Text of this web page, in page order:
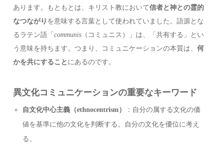
あります。もともとは、キリスト教において信者と神との霊的
なつながり を意味する言葉として使われていました。語源とな
るラテン語「communis （コミュニス）」は、「共有する」とい
う意味を持ちます。つまり、コミュニケーションの本質は、何
かを共にすること にあるのです。
異文化コミュニケーションの重要なキーワード
自文化中心主義（ethnocentrism）
：自分の属する文化の価
値を基準に他の文化を判断する。自分の文化を優位に考え
る。